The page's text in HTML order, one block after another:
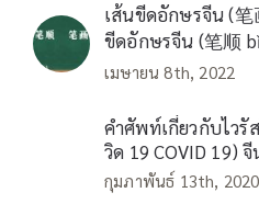
เส้นขีดอักษรจีน (笔
ขีดอักษรจีน (笔顺
เมษายน 8th, 2022
คำศัพท์เกี่ยวกับไวรั
วิด 19 COVID 19)
กุมภาพันธ์ 13th, 2020